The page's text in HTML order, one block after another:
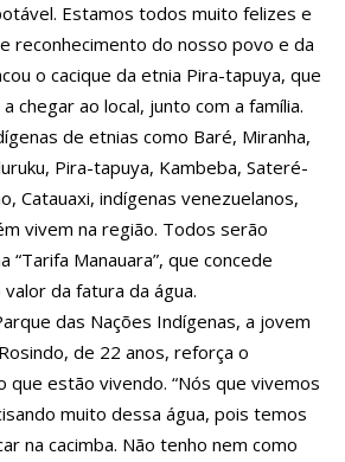
Convocação da lista de espera do Fies
encerra nesta sexta
Manaus abre inscrições gratuitas para
sobre marketing digital
– Caimi realiza grande caminhada para
a violência contra o idoso
284 vagas de emprego nesta quinta-
feira, 1º/6
Jatobá pode ir para o regime aberto; veja
outros casos
são investigadas por crime de
contra crianças
falece após complicações durante
de silicone industrial
matar menina de 2 anos no AM é preso
na Suécia deixa pelo menos três alunos
Estamos todos muito felizes e
reconhecimento do nosso povo e da
o cacique da etnia Pira-tapuya, que
chegar ao local, junto com a família.
de etnias como Baré, Miranha,
Pira-tapuya, Kambeba, Sateré-
Catauaxi, indígenas venezuelanos,
vivem na região. Todos serão
“Tarifa Manauara”, que concede
da fatura da água.
das Nações Indígenas, a jovem
de 22 anos, reforça o
estão vivendo. “Nós que vivemos
muito dessa água, pois temos
na cacimba. Não tenho nem como